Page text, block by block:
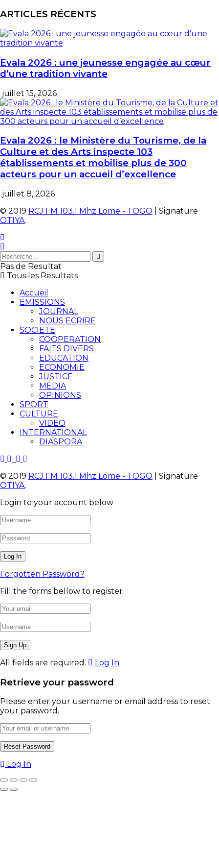
ARTICLES RÉCENTS
Evala 2026 : une jeunesse engagée au cœur
d’une tradition vivante
juillet 15, 2026
Evala 2026 : le Ministère du Tourisme, de la
Culture et des Arts inspecte 103
établissements et mobilise plus de 300
acteurs pour un accueil d’excellence
juillet 8, 2026
© 2019 RCJ FM 103.1 Mhz Lome - TOGO | Signature
OTIYA.
Pas de Resultat
Tous les Resultats
Accueil
EMISSIONS
JOURNAL
NOUS ECRIRE
SOCIETE
COOPERATION
FAITS DIVERS
EDUCATION
ECONOMIE
JUSTICE
MEDIA
OPINIONS
SPORT
CULTURE
VIDEO
INTERNATIONAL
DIASPORA
© 2019 RCJ FM 103.1 Mhz Lome - TOGO | Signature
OTIYA.
Login to your account below
Forgotten Password?
Fill the forms bellow to register
All fields are required. Log In
Retrieve your password
Please enter your username or email address to reset
your password.
Log In